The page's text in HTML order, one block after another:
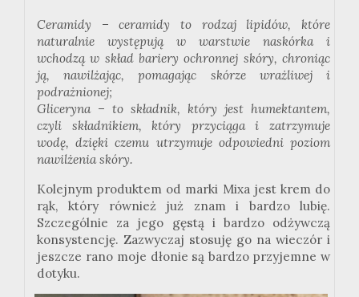
Ceramidy – ceramidy to rodzaj lipidów, które
naturalnie występują w warstwie naskórka i
wchodzą w skład bariery ochronnej skóry, chroniąc
ją, nawilżając, pomagając skórze wrażliwej i
podrażnionej;
Gliceryna – to składnik, który jest humektantem,
czyli składnikiem, który przyciąga i zatrzymuje
wodę, dzięki czemu utrzymuje odpowiedni poziom
nawilżenia skóry.
Kolejnym produktem od marki Mixa jest krem do
rąk, który również już znam i bardzo lubię.
Szczególnie za jego gęstą i bardzo odżywczą
konsystencję. Zazwyczaj stosuję go na wieczór i
jeszcze rano moje dłonie są bardzo przyjemne w
dotyku.